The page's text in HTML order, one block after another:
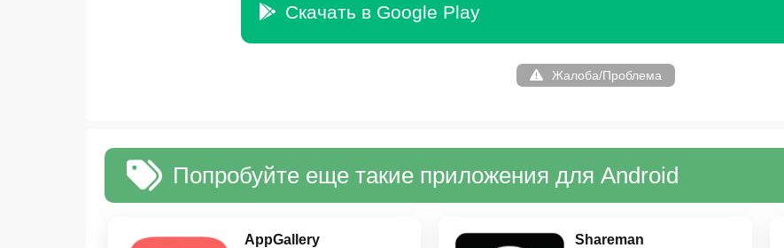
Скачать в Google Play
Жалоба/Проблема
Попробуйте еще такие приложения для Android
AppGallery Shareman